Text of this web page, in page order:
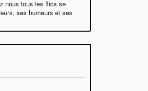
nous tous les flics se
ses humeurs et ses